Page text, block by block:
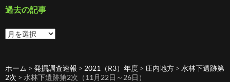
ー
過去の記事
過
去
事
ホーム > 発掘調査速報 > 2021（R3）年度 > 庄内地方 > 水林下遺跡第
2次 > 水林下遺跡第2次（11月22日～26日）